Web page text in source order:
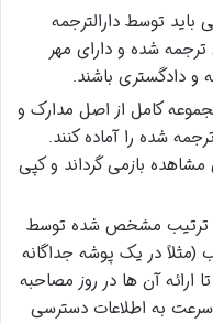
باید توسط دارالترجمه
شده و دارای مهر
و دادگستری باشند.
کامل از اصل مدارک و
شده را آماده کنند.
بازمی گرداند و کپی
ترتیب مشخص شده توسط
(مثلاً در یک پوشه جداگانه
آن ها در روز مصاحبه
سرعت به اطلاعات دسترسی